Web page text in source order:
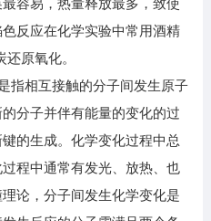
反应在化学实验中常用酒精
原氧化。
相互接触的分子间发生原子
分子并伴有能量的变化的过
的生成。化学变化过程中总
程中通常有发光、放热、也
论，分子间发生化学变化是